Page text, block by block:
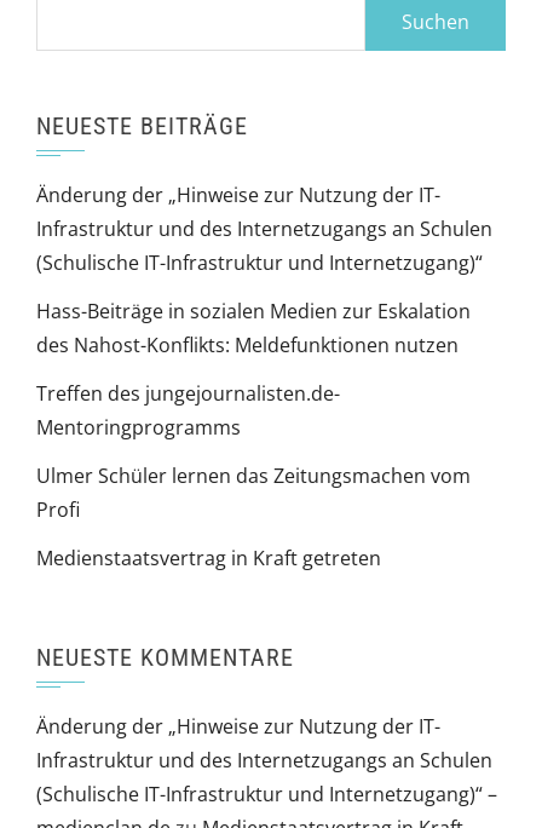
NEUESTE BEITRÄGE
Änderung der „Hinweise zur Nutzung der IT-
Infrastruktur und des Internetzugangs an Schulen
(Schulische IT-Infrastruktur und Internetzugang)“
Hass-Beiträge in sozialen Medien zur Eskalation
des Nahost-Konflikts: Meldefunktionen nutzen
Treffen des jungejournalisten.de-
Mentoringprogramms
Ulmer Schüler lernen das Zeitungsmachen vom
Profi
Medienstaatsvertrag in Kraft getreten
NEUESTE KOMMENTARE
Änderung der „Hinweise zur Nutzung der IT-
Infrastruktur und des Internetzugangs an Schulen
(Schulische IT-Infrastruktur und Internetzugang)“ –